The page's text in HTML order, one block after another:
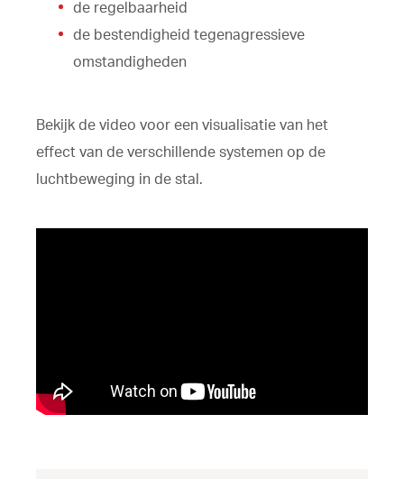
de regelbaarheid
de bestendigheid tegenagressieve
omstandigheden
Bekijk de video voor een visualisatie van het
effect van de verschillende systemen op de
luchtbeweging in de stal.